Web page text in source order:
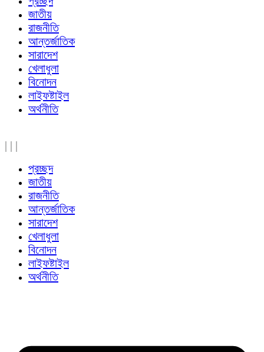
জাতীয়
রাজনীতি
আন্তর্জাতিক
সারাদেশ
খেলাধুলা
বিনোদন
লাইফষ্টাইল
অর্থনীতি
| | |
প্রচ্ছদ
জাতীয়
রাজনীতি
আন্তর্জাতিক
সারাদেশ
খেলাধুলা
বিনোদন
লাইফষ্টাইল
অর্থনীতি